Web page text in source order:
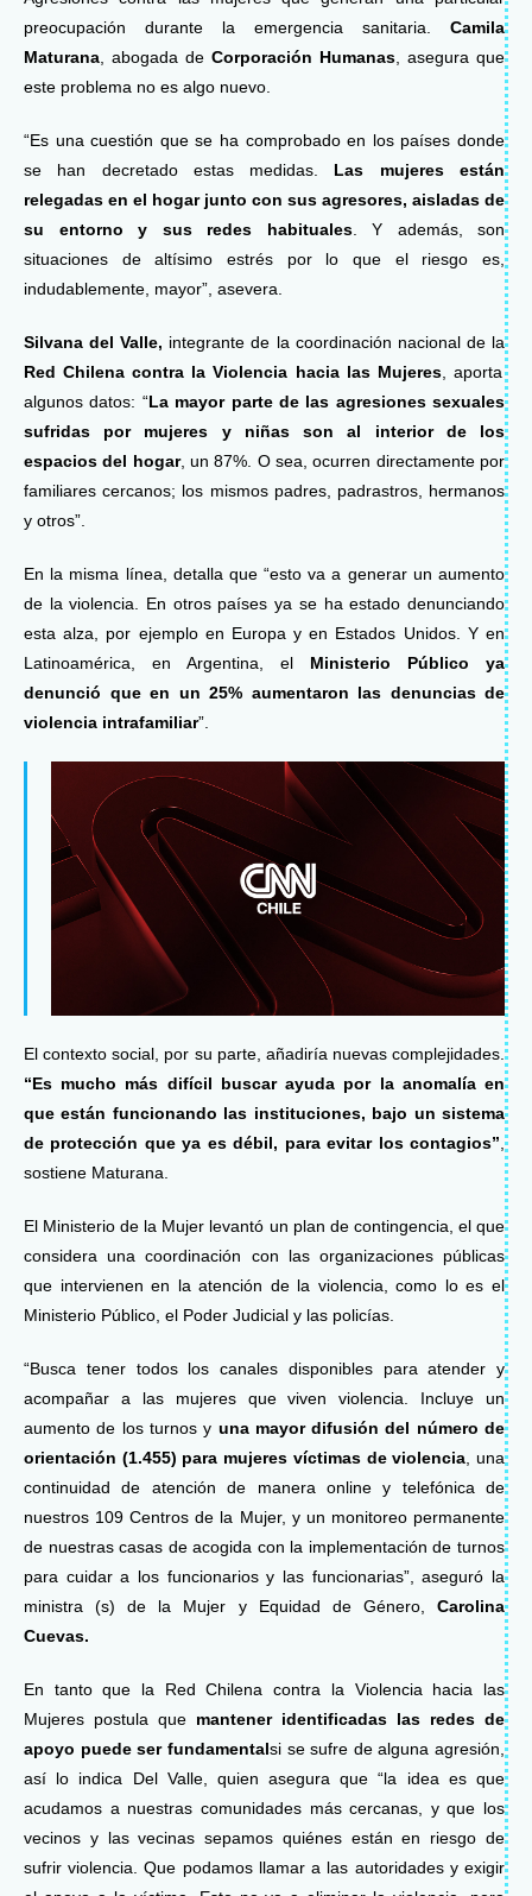
preocupación durante la emergencia sanitaria. Camila
Maturana , abogada de Corporación Humanas , asegura que
este problema no es algo nuevo.
“Es una cuestión que se ha comprobado en los países donde
se han decretado estas medidas. Las mujeres están
relegadas en el hogar junto con sus agresores, aisladas de
su entorno y sus redes habituales. Y además, son
situaciones de altísimo estrés por lo que el riesgo es,
indudablemente, mayor”, asevera.
Silvana del Valle, integrante de la coordinación nacional de la
Red Chilena contra la Violencia hacia las Mujeres, aporta
algunos datos: “La mayor parte de las agresiones sexuales
sufridas por mujeres y niñas son al interior de los
espacios del hogar, un 87%. O sea, ocurren directamente por
familiares cercanos; los mismos padres, padrastros, hermanos
y otros”.
En la misma línea, detalla que “esto va a generar un aumento
de la violencia. En otros países ya se ha estado denunciando
esta alza, por ejemplo en Europa y en Estados Unidos. Y en
Latinoamérica, en Argentina, el Ministerio Público ya
denunció que en un 25% aumentaron las denuncias de
violencia intrafamiliar”.
El contexto social, por su parte, añadiría nuevas complejidades.
“Es mucho más difícil buscar ayuda por la anomalía en
que están funcionando las instituciones, bajo un sistema
de protección que ya es débil, para evitar los contagios”,
sostiene Maturana.
El Ministerio de la Mujer levantó un plan de contingencia, el que
considera una coordinación con las organizaciones públicas
que intervienen en la atención de la violencia, como lo es el
Ministerio Público, el Poder Judicial y las policías.
“Busca tener todos los canales disponibles para atender y
acompañar a las mujeres que viven violencia. Incluye un
aumento de los turnos y una mayor difusión del número de
orientación (1.455) para mujeres víctimas de violencia, una
continuidad de atención de manera online y telefónica de
nuestros 109 Centros de la Mujer, y un monitoreo permanente
de nuestras casas de acogida con la implementación de turnos
para cuidar a los funcionarios y las funcionarias”, aseguró la
ministra (s) de la Mujer y Equidad de Género, Carolina
Cuevas.
En tanto que la Red Chilena contra la Violencia hacia las
Mujeres postula que mantener identificadas las redes de
apoyo puede ser fundamentalsi se sufre de alguna agresión,
así lo indica Del Valle, quien asegura que “la idea es que
acudamos a nuestras comunidades más cercanas, y que los
vecinos y las vecinas sepamos quiénes están en riesgo de
sufrir violencia. Que podamos llamar a las autoridades y exigir